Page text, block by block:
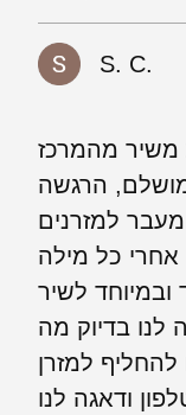
S. C.
משיר מהמרכז
הרגשה
למזרנים
כל מילה
ובמיוחד לשיר
לנו בדיוק מה
להחליף למזרן
ודאגה לנו